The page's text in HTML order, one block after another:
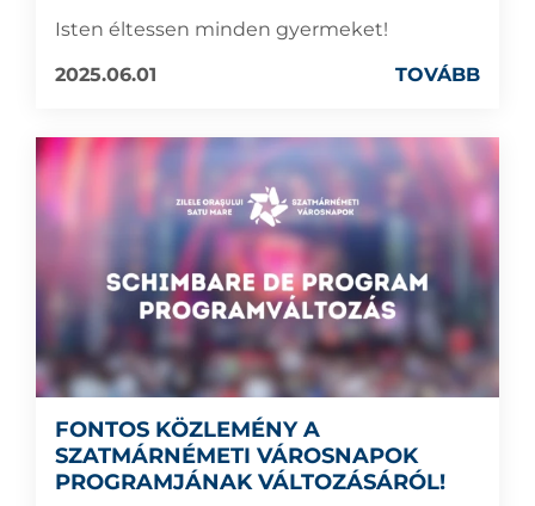
Isten éltessen minden gyermeket!
2025.06.01
TOVÁBB
FONTOS KÖZLEMÉNY A
SZATMÁRNÉMETI VÁROSNAPOK
PROGRAMJÁNAK VÁLTOZÁSÁRÓL!